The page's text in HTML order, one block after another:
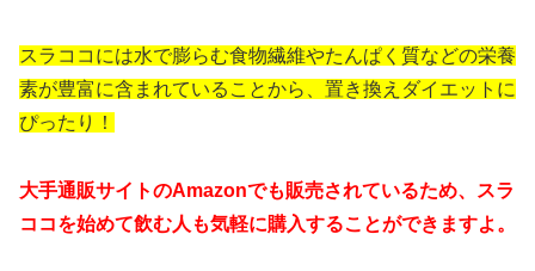
スラココには水で膨らむ食物繊維やたんぱく質などの栄養
素が豊富に含まれていることから、置き換えダイエットに
ぴったり！
大手通販サイトのAmazonでも販売されているため、スラ
ココを始めて飲む人も気軽に購入することができますよ。